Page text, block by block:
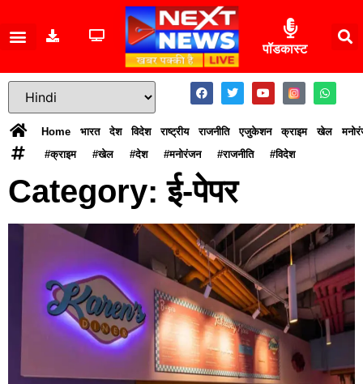
पॉडकास्ट
Home भारत देश विदेश राष्ट्रीय राजनीति एजुकेशन क्राइम खेल
#क्राइम
#खेल #देश #मनोरंजन #राजनीति #विदेश
Category: ई-पेपर